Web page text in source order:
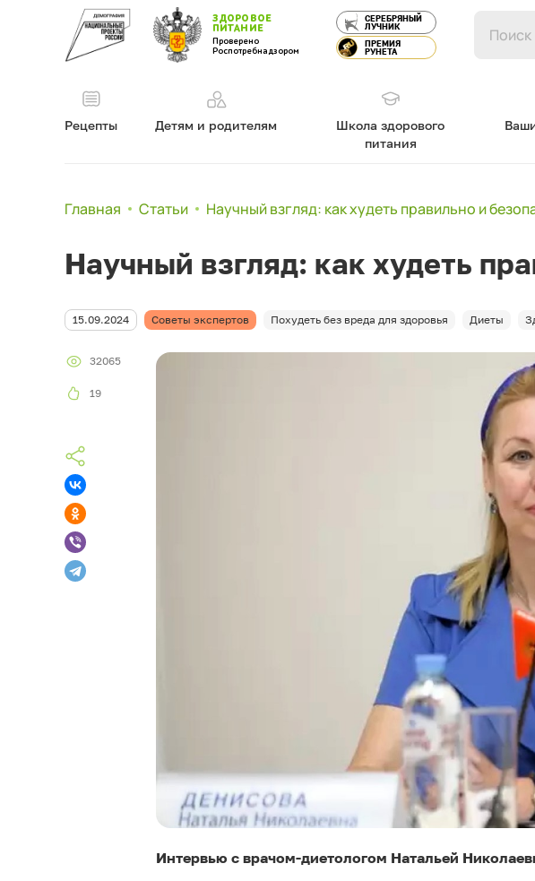
ЗДОРОВОЕ
ПИТАНИЕ
Проверено
Роспотребнадзором
СЕРЕБРЯНЫЙ
ЛУЧНИК
ПРЕМИЯ
РУНЕТА
Рецепты Детям и родителям
Школа здорового
питания
Главная Статьи Научный взгляд: как худеть правильно и
Научный взгляд: как худеть
15.09.2024 Советы экспертов Похудеть без вреда для здоровья Диеты
32065
19
Интервью с врачом-диетологом Натальей